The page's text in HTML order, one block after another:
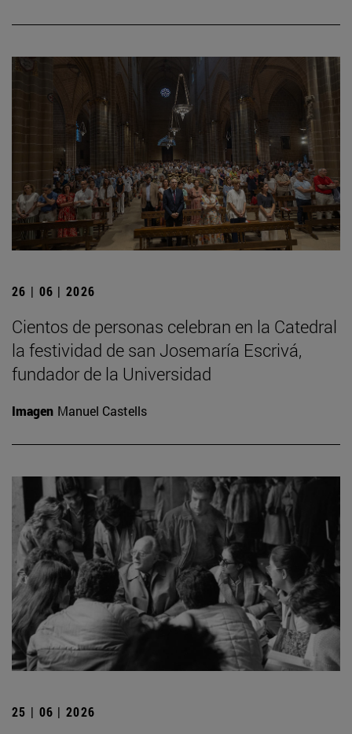
26 | 06 | 2026
Cientos de personas celebran en la Catedral
la festividad de san Josemaría Escrivá,
fundador de la Universidad
Imagen Manuel Castells
25 | 06 | 2026